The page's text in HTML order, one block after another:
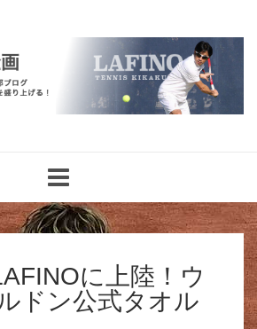
navigation
に上陸！ウ
ドン公式タオル